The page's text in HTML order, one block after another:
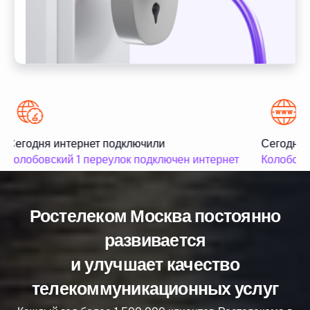
Сегодня интернет подключили
Колобовский 1 переулок подключен интернет
Сегодня
Ростелеком Москва постоянно
развивается
и улучшает качество
телекоммуникационных услуг